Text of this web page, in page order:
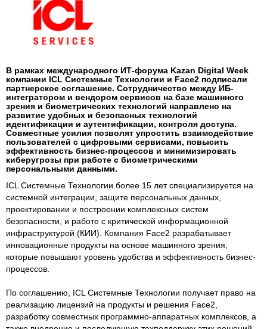
В рамках международного ИТ-форума Kazan Digital Week
компании ICL Системные Технологии и Face2 подписали
партнерское соглашение. Сотрудничество между ИБ-
интегратором и вендором сервисов на базе машинного
зрения и биометрических технологий направлено на
развитие удобных и безопасных технологий
идентификации и аутентификации, контроля доступа.
Совместные усилия позволят упростить взаимодействие
пользователей с цифровыми сервисами, повысить
эффективность бизнес-процессов и минимизировать
киберугрозы при работе с биометрическими
персональными данными.
ICL Системные Технологии более 15 лет специализируется на
системной интеграции, защите персональных данных,
проектировании и построении комплексных систем
безопасности, и работе с критической информационной
инфраструктурой (КИИ). Компания Face2 разрабатывает
инновационные продукты на основе машинного зрения,
которые повышают уровень удобства и эффективность бизнес-
процессов.
По соглашению, ICL Системные Технологии получает право на
реализацию лицензий на продукты и решения Face2,
разработку совместных программно-аппаратных комплексов, а